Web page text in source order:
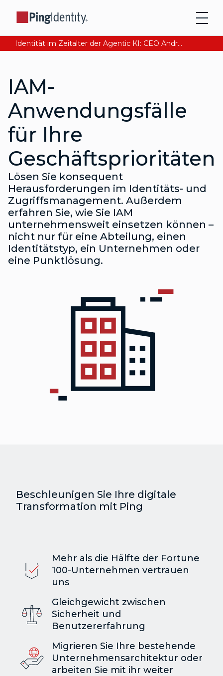
Identität im Zeitalter der Agentic KI: CEO Andre Durand über den Aufbau von digitalem Vertrauen
IAM-
Anwendungsfälle
für Ihre
Geschäftsprioritäten
Lösen Sie konsequent
Herausforderungen im Identitäts- und
Zugriffsmanagement. Außerdem
erfahren Sie, wie Sie IAM
unternehmensweit einsetzen können –
nicht nur für eine Abteilung, einen
Identitätstyp, ein Unternehmen oder
eine Punktlösung.
Beschleunigen Sie Ihre digitale
Transformation mit Ping
Mehr als die Hälfte der Fortune
100-Unternehmen vertrauen
uns
Gleichgewicht zwischen
Sicherheit und
Benutzererfahrung
Migrieren Sie Ihre bestehende
Unternehmensarchitektur oder
arbeiten Sie mit ihr weiter